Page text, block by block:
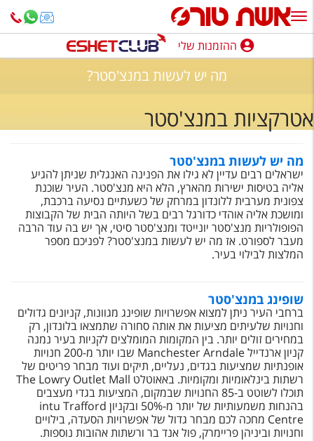
ההזמנות שלי
חופשה לפי סגנון
טיולים מאורגנים
סגנונות טיול
חבילות נופש
חבילות בריאות וספא
טיסות לחו"ל
מלונות בחו"ל
Русский
קרוז
מגזין אשת
ההזמנות שלי
מה יש לעשות במנצ'סטר?
אטרקציות במנצ'סטר
מה יש לעשות במנצ'סטר
ישראלים רבים עדיין לא גילו את הפנינה האנגלית שניתן להגיע
אליה בטיסות ישירות מהארץ, הלא היא מנצ'סטר. העיר שוכנת
צפונית מערבית ללונדון במרחק של כשעתיים נסיעה ברכבת,
ומושכת אליה אוהדי כדורגל רבים בשל היותה הבית של הקבוצות
הפופולריות מנצ'סטר יונייטד ומנצ'סטר סיטי, אך יש בה עוד הרבה
מעבר לספורט. אז מה יש לעשות במנצ'סטר? לפניכם מספר
המלצות לבילוי בעיר.
שופינג במנצ'סטר
ברחבי העיר ניתן למצוא אפשרויות שופינג מגוונות, קניונים גדולים
וחנויות שלעיתים מציעות את אותה סחורה שתמצאו בלונדון, רק
במחירים זולים יותר. בין המקומות המומלצים לקניות בעיר נמנה
קניון ארנדייל Manchester Arndale שבו יותר מ-200 חנויות
אופנתיות שמציעות בגדים, נעליים, תיקים ועוד מבחר פריטים של
רשתות בינלאומיות ומקומיות. באאוטלט The Lowry Outlet Mall
תוכלו לשוטט ב-85 החנויות שבמקום, המציעות בגדי מעצבים
בהנחות משמעותיות של יותר מ-50% ובקניון intu Trafford
Centre מחכה לכם מבחר גדול של אפשרויות הסעדה, בילויים
וחנויות וביניהן פריימרק, פול אנד בר ורשתות אהובות נוספות.